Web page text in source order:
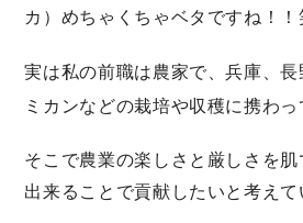
カ）めちゃくちゃベタですね！！
実は私の前職は農家で、兵庫、
ミカンなどの栽培や収穫に携わっ
そこで農業の楽しさと厳しさを
出来ることで貢献したいと考えて